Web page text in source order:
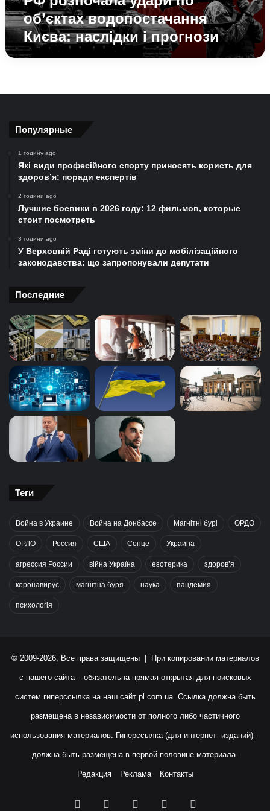
об’єктах водопостачання
Києва: наслідки і прогнози
Популярные
1 годину ago
Які види професійного спорту приносять користь для
здоров’я: поради експертів
2 години ago
Лучшие боевики в 2026 году: 12 фильмов, которые
стоит посмотреть
3 години ago
У Верховній Раді готують зміни до мобілізаційного
законодавства: що запропонували депутати
Последние
Теги
Война в Украине Война на Донбассе Магнітні бурі ОРДО
ОРЛО Россия США Сонце Украина
агрессия России війна Україна езотерика здоров’я
коронавирус магнітна буря наука пандемия
психологія
© 2009-2026, Все права защищены | При копировании материалов
с нашего сайта – обязательна прямая открытая для поисковых
систем гиперссылка на наш сайт pl.com.ua. Ссылка должна быть
размещена в независимости от полного либо частичного
использования материалов. Гиперссылка (для интернет- изданий) –
должна быть размещена в первой половине материала.
Редакция Реклама Контакты
Facebook YouTubeInstagram